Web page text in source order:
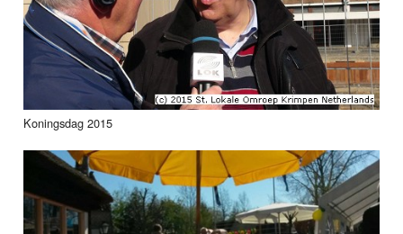
Koningsdag 2015